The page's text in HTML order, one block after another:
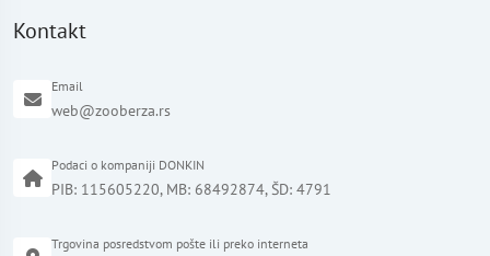
Kontakt
Email
web@zooberza.rs
Podaci o kompaniji DONKIN
PIB: 115605220, MB: 68492874, ŠD: 4791
Trgovina posredstvom pošte ili preko interneta